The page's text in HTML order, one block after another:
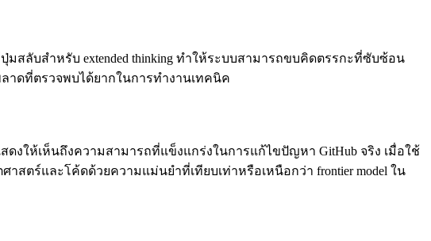
มสลับสำหรับ extended thinking ทำให้ระบบสามารถขบคิดตรรกะที่ซับซ้อน
าดที่ตรวจพบได้ยากในการทำงานเทคนิค
สดงให้เห็นถึงความสามารถที่แข็งแกร่งในการแก้ไขปัญหา GitHub จริง เมื่อใช้
สตร์และโค้ดด้วยความแม่นยำที่เทียบเท่าหรือเหนือกว่า frontier model ใน